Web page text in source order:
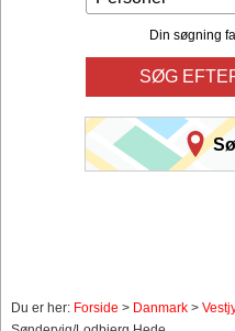
Din søgning
SØG
Du er her: Forside > Danmark >